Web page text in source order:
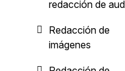
redacción de
Redacción de
imágenes